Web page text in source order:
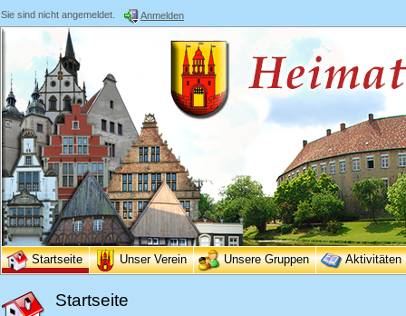
Sie sind nicht angemeldet. Anmelden
Startseite Unser Verein Unsere Gruppen Aktivitäten
Startseite